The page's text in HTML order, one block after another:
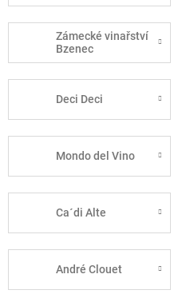
Zámecké vinařství
Bzenec
Deci Deci
Mondo del Vino
Ca´di Alte
André Clouet